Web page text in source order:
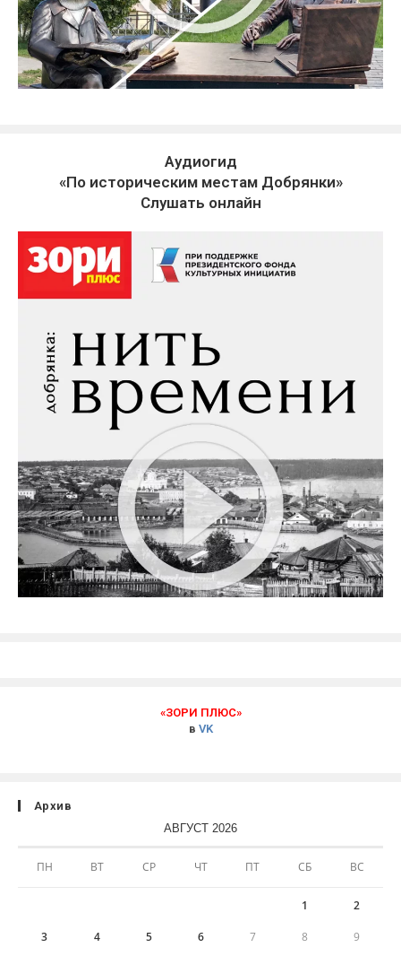
Аудиогид
«По историческим местам Добрянки»
Слушать онлайн
«ЗОРИ ПЛЮС»
в VK
Архив
АВГУСТ 2026
ПН ВТ СР ЧТ ПТ СБ ВС
1 2
3 4 5 6 7 8 9